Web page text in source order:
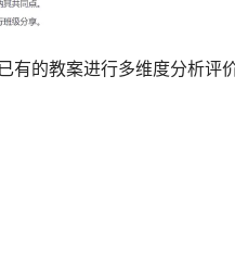
有的教案进行多维度分析评